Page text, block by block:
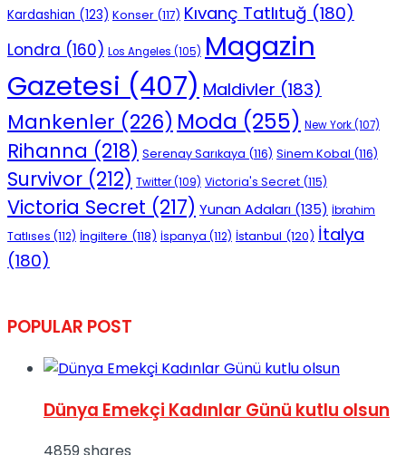
Kardashian (123) Konser (117) Kıvanç Tatlıtuğ(180)
Londra (160) Los Angeles (105) Magazin
Gazetesi (407) Maldivler(183)
Mankenler (226) Moda (255) New York(107)
Rihanna (218) Serenay Sarıkaya (116) Sinem Kobal (116)
Survivor (212) Twitter(109) Victoria's Secret (115)
Victoria Secret (217) Yunan Adaları (135) İbrahim
Tatlıses (112) İngiltere (118) İspanya (112) İstanbul (120) İtalya
(180)
POPULAR POST
Dünya Emekçi Kadınlar Günü kutlu olsun